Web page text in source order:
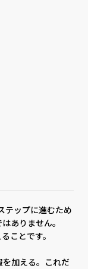
テップに進むため
ありません。
ことです。
加える。これだ